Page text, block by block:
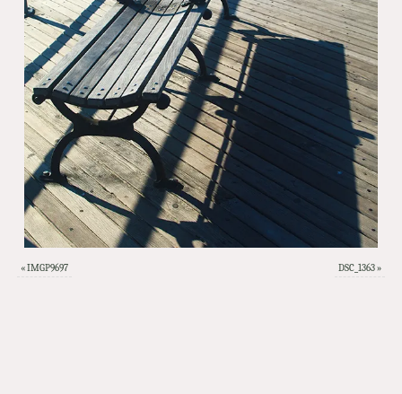
«IMGP9697 DSC_1363»